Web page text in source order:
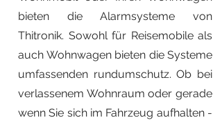
bieten die Alarmsysteme von
Thitronik. Sowohl für Reisemobile als
auch Wohnwagen bieten die Systeme
umfassenden rundumschutz. Ob bei
verlassenem Wohnraum oder gerade
wenn Sie sich im Fahrzeug aufhalten -